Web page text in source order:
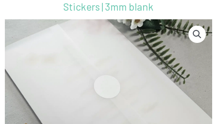
Stickers | 3mm blank